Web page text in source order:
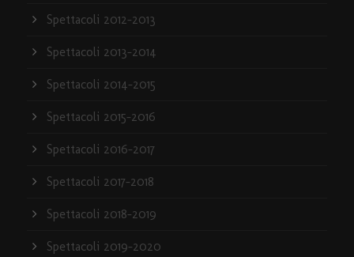
Spettacoli 2012-2013
Spettacoli 2013-2014
Spettacoli 2014-2015
Spettacoli 2015-2016
Spettacoli 2016-2017
Spettacoli 2017-2018
Spettacoli 2018-2019
Spettacoli 2019-2020